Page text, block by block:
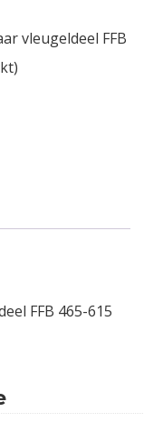
vleugeldeel FFB
FFB 465-615